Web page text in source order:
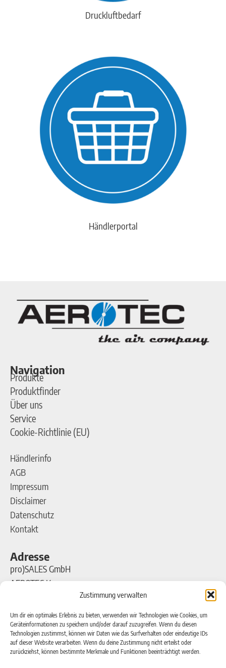
Zustimmung verwalten
Um dir ein optimales Erlebnis zu bieten, verwenden wir Technologien wie Cookies, um
Geräteinformationen zu speichern und/oder darauf zuzugreifen. Wenn du diesen
Technologien zustimmst, können wir Daten wie das Surfverhalten oder eindeutige IDs
auf dieser Website verarbeiten. Wenn du deine Zustimmung nicht erteilst oder
zurückziehst, können bestimmte Merkmale und Funktionen beeinträchtigt werden.
Druckluftbedarf
Händlerportal
Navigation
Produkte
Produktfinder
Über uns
Service
Cookie-Richtlinie (EU)
Händlerinfo
AGB
Impressum
Disclaimer
Datenschutz
Kontakt
Adresse
pro)SALES GmbH
AEROTEC Kompressoren
Ferdinand-Porsche-Straße 16
63500 Seligenstadt
Kontakt
Telefon: +49(0)6182-99 38 7-0